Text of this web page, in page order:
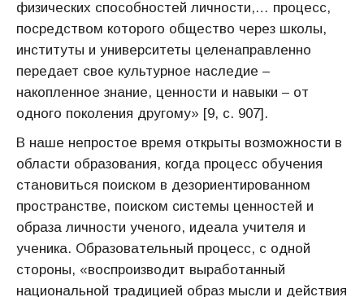
физических способностей личности,… процесс,
посредством которого общество через школы,
институты и университеты целенаправленно
передает свое культурное наследие –
накопленное знание, ценности и навыки – от
одного поколения другому» [9, с. 907].
В наше непростое время открыты возможности в
области образования, когда процесс обучения
становиться поиском в дезориентированном
пространстве, поиском системы ценностей и
образа личности ученого, идеала учителя и
ученика. Образовательный процесс, с одной
стороны, «воспроизводит выработанный
национальной традицией образ мысли и действия